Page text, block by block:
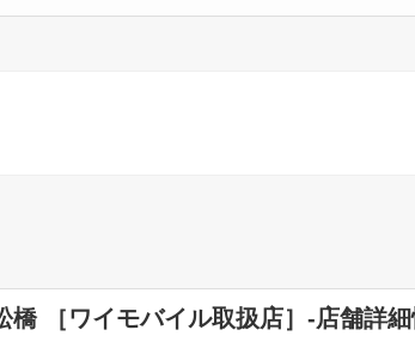
橋 ［ワイモバイル取扱店］-店舗詳